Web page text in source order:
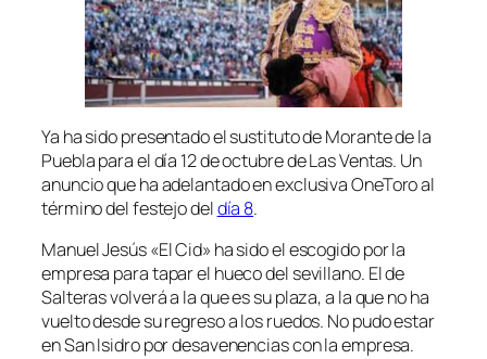
Ya ha sido presentado el sustituto de Morante de la
Puebla para el día 12 de octubre de Las Ventas. Un
anuncio que ha adelantado en exclusiva OneToro al
término del festejo deldía 8.
Manuel Jesús «El Cid» ha sido el escogido por la
empresa para tapar el hueco del sevillano. El de
Salteras volverá a la que es su plaza, a la que no ha
vuelto desde su regreso a los ruedos. No pudo estar
en San Isidro por desavenencias con la empresa.